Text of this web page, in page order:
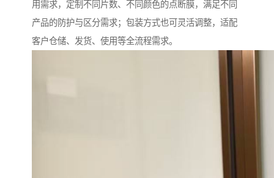
用需求，定制不同片数、不同颜色的点断膜，满足不同
产品的防护与区分需求；包装方式也可灵活调整，适配
客户仓储、发货、使用等全流程需求。